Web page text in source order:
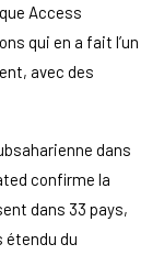
Access
qui en a fait l’un
avec des
dans
confirme la
dans 33 pays,
étendu du